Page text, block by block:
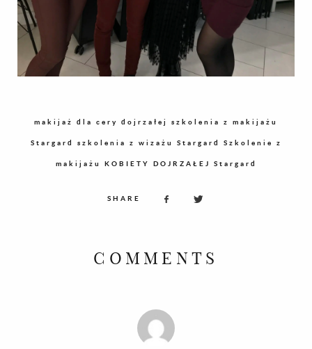
makijaż dla cery dojrzałej szkolenia z makijażu
Stargard szkolenia z wizażu Stargard Szkolenie z
makijażu KOBIETY DOJRZAŁEJ Stargard
SHARE
COMMENTS